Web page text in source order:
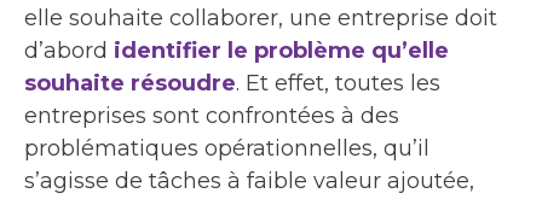
elle souhaite collaborer, une entreprise doit
d’abord identifier le problème qu’elle
souhaite résoudre. Et effet, toutes les
entreprises sont confrontées à des
problématiques opérationnelles, qu’il
s’agisse de tâches à faible valeur ajoutée,